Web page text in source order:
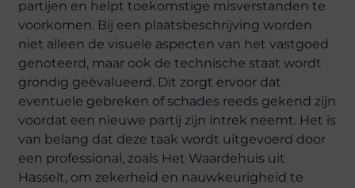
partijen en helpt toekomstige misverstanden te
voorkomen. Bij een plaatsbeschrijving worden
niet alleen de visuele aspecten van het vastgoed
genoteerd, maar ook de technische staat wordt
grondig geëvalueerd. Dit zorgt ervoor dat
eventuele gebreken of schades reeds gekend zijn
voordat een nieuwe partij zijn intrek neemt. Het is
van belang dat deze taak wordt uitgevoerd door
een professional, zoals Het Waardehuis uit
Hasselt, om zekerheid en nauwkeurigheid te